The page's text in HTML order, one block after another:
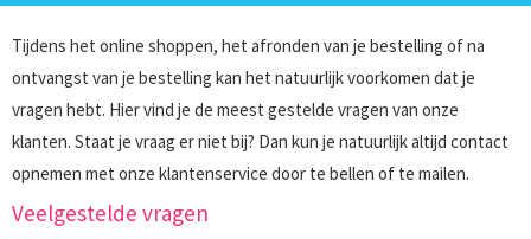
Tijdens het online shoppen, het afronden van je bestelling of na
ontvangst van je bestelling kan het natuurlijk voorkomen dat je
vragen hebt. Hier vind je de meest gestelde vragen van onze
klanten. Staat je vraag er niet bij? Dan kun je natuurlijk altijd contact
opnemen met onze klantenservice door te bellen of te mailen.
Veelgestelde vragen